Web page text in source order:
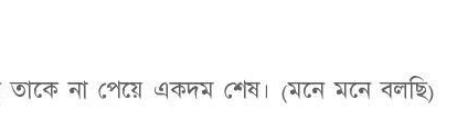
না পেয়ে একদম শেষ। (মনে মনে বলছি)